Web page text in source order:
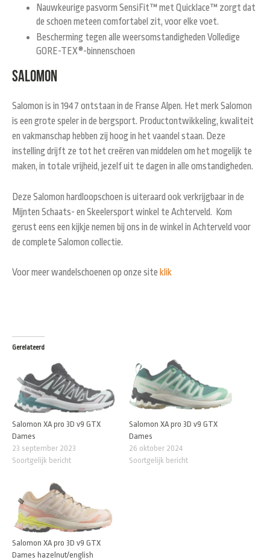
Nauwkeurige pasvorm SensiFit™ met Quicklace™ zorgt dat
de schoen meteen comfortabel zit, voor elke voet.
Bescherming tegen alle weersomstandigheden Volledige
GORE-TEX®-binnenschoen
Salomon
Salomon is in 1947 ontstaan in de Franse Alpen. Het merk Salomon
is een grote speler in de bergsport. Productontwikkeling, kwaliteit
en vakmanschap hebben zij hoog in het vaandel staan. Deze
instelling drijft ze tot het creëren van middelen om het mogelijk te
maken, in totale vrijheid, jezelf uit te dagen in alle omstandigheden.
Deze Salomon hardloopschoen is uiteraard ook verkrijgbaar in de
Mijnten Schaats- en Skeelersport winkel te Achterveld. Kom
gerust eens een kijkje nemen bij ons in de winkel in Achterveld voor
de complete Salomon collectie.
Voor meer wandelschoenen op onze site klik
Gerelateerd
Salomon XA pro 3D v9 GTX
Dames
23 september 2023
Soortgelijk bericht
Salomon XA pro 3D v9 GTX
Dames
26 oktober 2024
Soortgelijk bericht
Salomon XA pro 3D v9 GTX
Dames hazelnut/english